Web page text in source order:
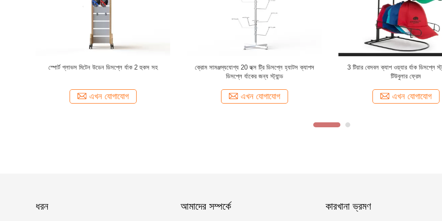
স্পিনার হাট ধাতু পোশাক প্রদর্শন র্যাক / একাধিক হুক বেসবলের টুপি
এখন যোগাযোগ
20 জুতা 360 ঘূর্ণমান জুতা র্যাক 4 দিক এবং ধাতু তাক সঙ্গে
এখন যোগাযোগ
ঢালু টিউব সহ ক্রোম 4 ওয়ে ব্ল্যাক মেটাল ক্লোথিং
এখন যোগাযোগ
ধরন আমাদের সম্পর্কে কারখানা ভ্রমণ